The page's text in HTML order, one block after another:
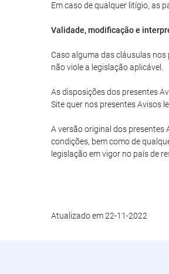
Em caso de qualquer litígio, as
Validade, modificação e
Caso alguma das cláusulas nos
não viole a legislação aplicável.
As disposições dos presentes
Site quer nos presentes Avisos
A versão original dos presentes
condições, bem como de
legislação em vigor no país de
Atualizado em 22-11-2022